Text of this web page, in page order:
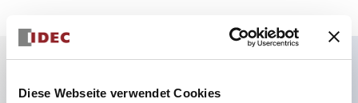
Diese Webseite verwendet Cookies
Hauptmerkmale